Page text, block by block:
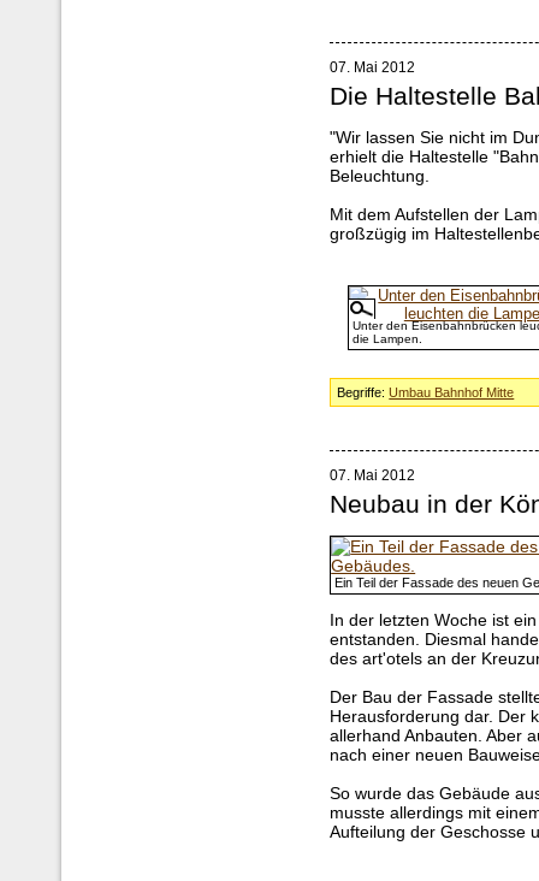
07. Mai 2012
Die Haltestelle
"Wir lassen Sie nicht im
erhielt die Haltestelle
Beleuchtung.
Mit dem Aufstellen der
großzügig im
Unter den Eisenbahnbrücken
die Lampen.
Begriffe:Umbau Bahnhof Mitte
07. Mai 2012
Neubau in der
Ein Teil der Fassade des neuen
In der letzten Woche ist
entstanden. Diesmal
des art'otels an der
Der Bau der Fassade
Herausforderung dar. Der
allerhand Anbauten. Aber
nach einer neuen
So wurde das Gebäude
musste allerdings mit
Aufteilung der Geschosse